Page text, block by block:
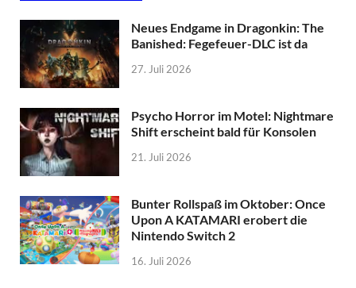
Neues Endgame in Dragonkin: The
Banished: Fegefeuer-DLC ist da
27. Juli 2026
Psycho Horror im Motel: Nightmare
Shift erscheint bald für Konsolen
21. Juli 2026
Bunter Rollspaß im Oktober: Once
Upon A KATAMARI erobert die
Nintendo Switch 2
16. Juli 2026